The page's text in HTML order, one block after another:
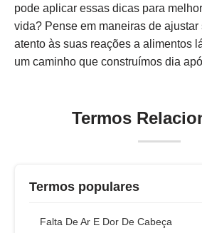
pode aplicar essas dicas para
vida? Pense em maneiras de ajustar
atento às suas reações a alimentos
um caminho que construímos dia
Termos
Termos populares
Falta De Ar E Dor De Cabeça